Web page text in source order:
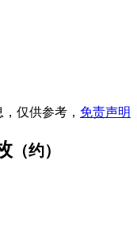
仅供参考， 免责声明
（约）